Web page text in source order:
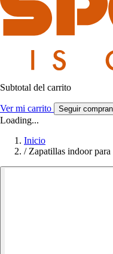
Subtotal del carrito
Ver mi carrito Seguir
Loading...
Inicio
/ Zapatillas indoor